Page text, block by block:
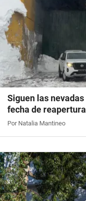
Siguen las
fecha de reapertura
Por Natalia Mantineo